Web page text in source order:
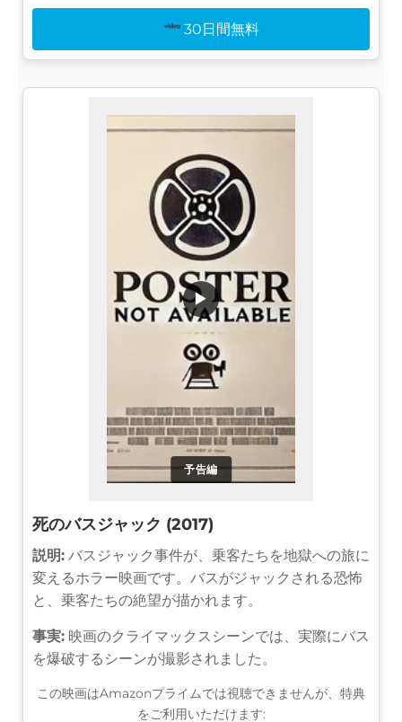
30日間無料
予告編
▶
死のバスジャック (2017)
説明: バスジャック事件が、乗客たちを地獄への旅に
変えるホラー映画です。バスがジャックされる恐怖
と、乗客たちの絶望が描かれます。
事実: 映画のクライマックスシーンでは、実際にバス
を爆破するシーンが撮影されました。
この映画はAmazonプライムでは視聴できませんが、特典
をご利用いただけます: